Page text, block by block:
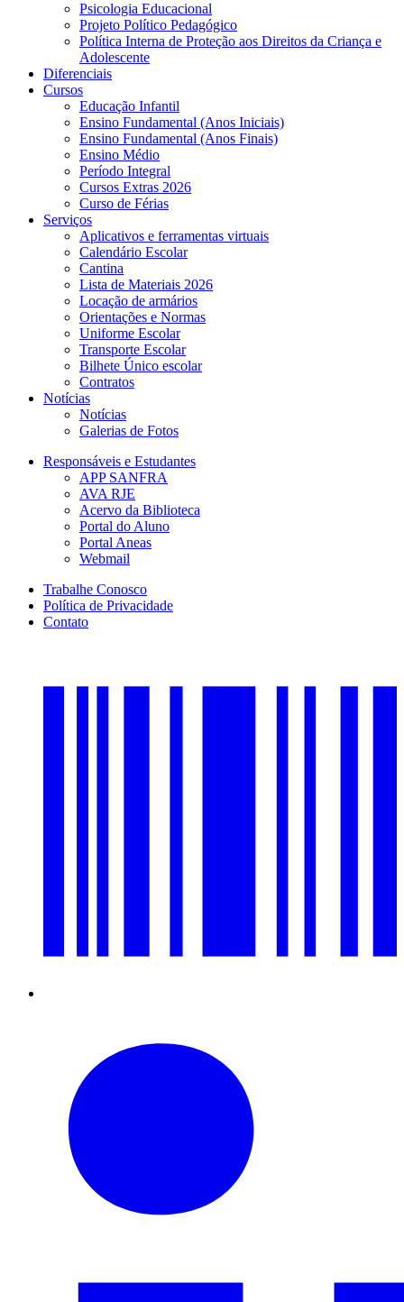
Psicologia Educacional
Projeto Político Pedagógico
Política Interna de Proteção aos Direitos da Criança e
Adolescente
Diferenciais
Cursos
Educação Infantil
Ensino Fundamental (Anos Iniciais)
Ensino Fundamental (Anos Finais)
Ensino Médio
Período Integral
Cursos Extras 2026
Curso de Férias
Serviços
Aplicativos e ferramentas virtuais
Calendário Escolar
Cantina
Lista de Materiais 2026
Locação de armários
Orientações e Normas
Uniforme Escolar
Transporte Escolar
Bilhete Único escolar
Contratos
Notícias
Notícias
Galerias de Fotos
Responsáveis e Estudantes
APP SANFRA
AVA RJE
Acervo da Biblioteca
Portal do Aluno
Portal Aneas
Webmail
Trabalhe Conosco
Política de Privacidade
Contato